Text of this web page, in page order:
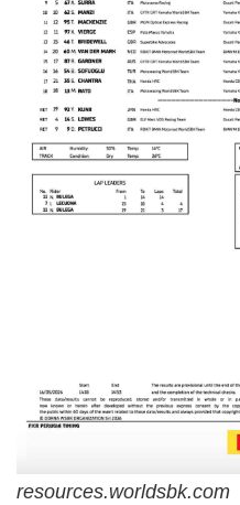
resources.worldsbk.com